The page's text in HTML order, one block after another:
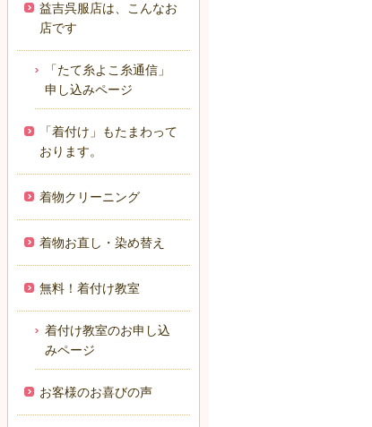
益吉呉服店は、こんなお
店です
「たて糸よこ糸通信」
申し込みページ
「着付け」もたまわって
おります。
着物クリーニング
着物お直し・染め替え
無料！着付け教室
着付け教室のお申し込
みページ
お客様のお喜びの声